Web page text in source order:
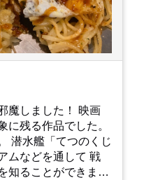
魔しました！ 映画
に残る作品でした。
ムなどを通して 戦
知ることができまし